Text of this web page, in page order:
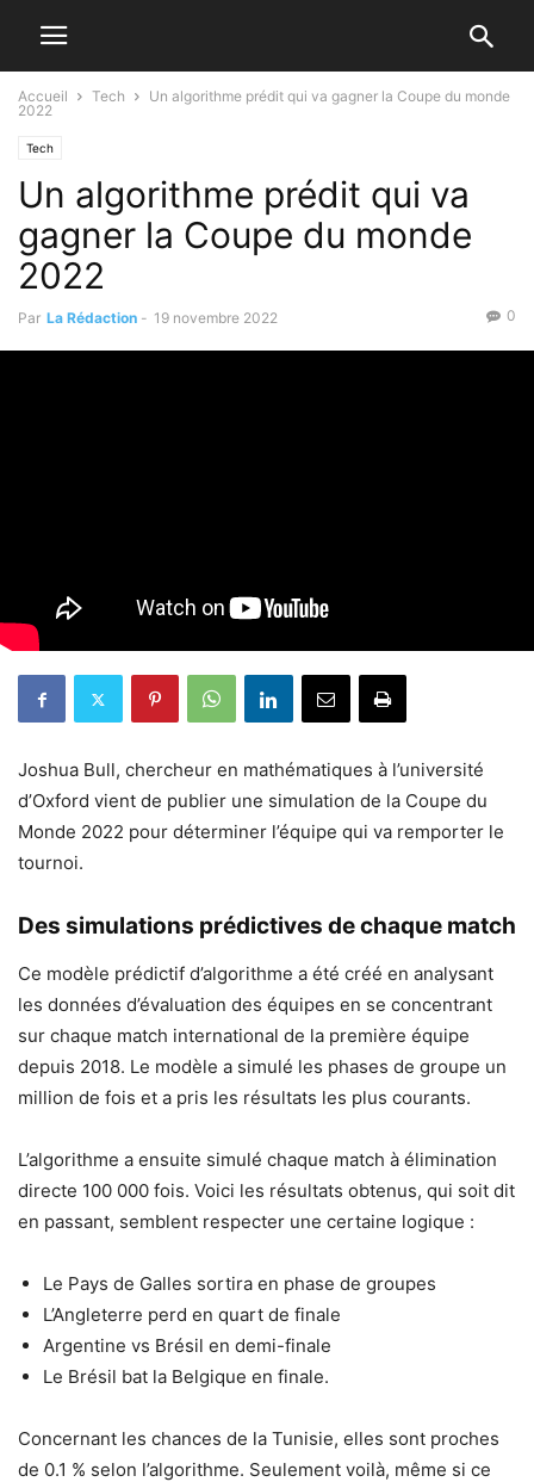
Accueil Tech
Un algorithme prédit qui va gagner la Coupe du monde
2022
Tech
Un algorithme prédit qui va
gagner la Coupe du monde
2022
Par La Rédaction - 19 novembre 2022 0
Joshua Bull, chercheur en mathématiques à l’université
d’Oxford vient de publier une simulation de la Coupe du
Monde 2022 pour déterminer l’équipe qui va remporter le
tournoi.
Des simulations prédictives de chaque match
Ce modèle prédictif d’algorithme a été créé en analysant
les données d’évaluation des équipes en se concentrant
sur chaque match international de la première équipe
depuis 2018. Le modèle a simulé les phases de groupe un
million de fois et a pris les résultats les plus courants.
L’algorithme a ensuite simulé chaque match à élimination
directe 100 000 fois. Voici les résultats obtenus, qui soit dit
en passant, semblent respecter une certaine logique :
Le Pays de Galles sortira en phase de groupes
L’Angleterre perd en quart de finale
Argentine vs Brésil en demi-finale
Le Brésil bat la Belgique en finale.
Concernant les chances de la Tunisie, elles sont proches
de 0.1 % selon l’algorithme. Seulement voilà, même si ce